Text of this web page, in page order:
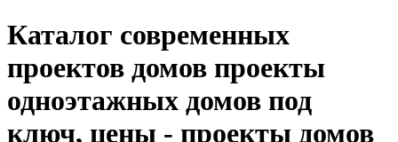
Каталог современных
проектов домов проекты
одноэтажных домов под
ключ, цены - проекты домов